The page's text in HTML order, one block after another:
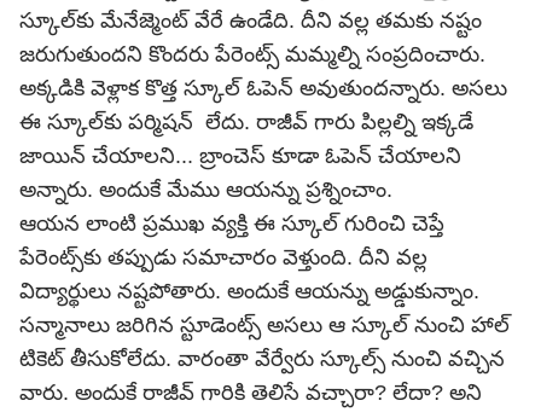
స్కూల్‌కు మేనేజ్మెంట్ వేరే ఉండేది. దీని వల్ల తమకు నష్టం
జరుగుతుందని కొందరు పేరెంట్స్ మమ్మల్ని సంప్రదించారు.
అక్కడికి వెళ్లాక కొత్త స్కూల్ ఓపెన్ అవుతుందన్నారు. అసలు
ఈ స్కూల్‌కు పర్మిషన్ లేదు. రాజీవ్ గారు పిల్లల్ని ఇక్కడే
జాయిన్ చేయాలని... బ్రాంచెస్ కూడా ఓపెన్ చేయాలని
అన్నారు. అందుకే మేము ఆయన్ను ప్రశ్నించాం.
ఆయన లాంటి ప్రముఖ వ్యక్తి ఈ స్కూల్ గురించి చెప్తే
పేరెంట్స్‌కు తప్పుడు సమాచారం వెళ్తుంది. దీని వల్ల
విద్యార్థులు నష్టపోతారు. అందుకే ఆయన్ను అడ్డుకున్నాం.
సన్మానాలు జరిగిన స్టూడెంట్స్ అసలు ఆ స్కూల్ నుంచి హాల్
టికెట్ తీసుకోలేదు. వారంతా వేర్వేరు స్కూల్స్ నుంచి వచ్చిన
వారు. అందుకే రాజీవ్ గారికి తెలిసే వచ్చారా? లేదా? అని